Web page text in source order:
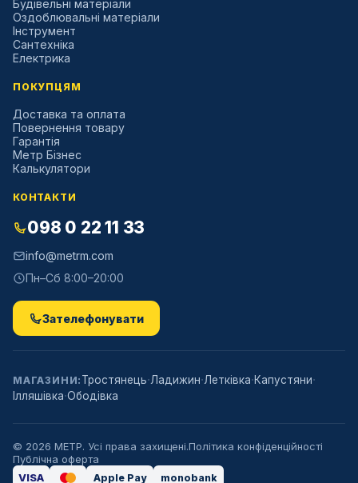
Будівельні матеріали
Оздоблювальні матеріали
Інструмент
Сантехніка
Електрика
ПОКУПЦЯМ
Доставка та оплата
Повернення товару
Гарантія
Метр Бізнес
Калькулятори
КОНТАКТИ
098 0 22 11 33
info@metrm.com
Пн–Сб 8:00–20:00
Зателефонувати
МАГАЗИНИ: Тростянець·Ладижин·Летківка·Капустяни·
Ілляшівка·Ободівка
© 2026 МЕТР. Усі права захищені.Політика конфіденційності
Публічна оферта
VISA
Apple Pay monobank